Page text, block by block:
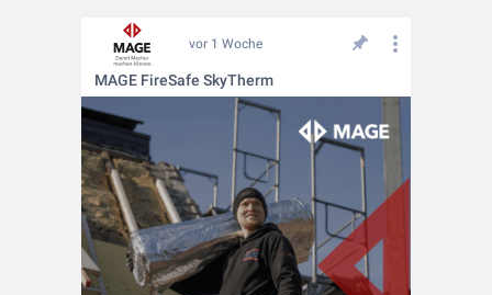
vor 1 Woche
MAGE FireSafe SkyTherm